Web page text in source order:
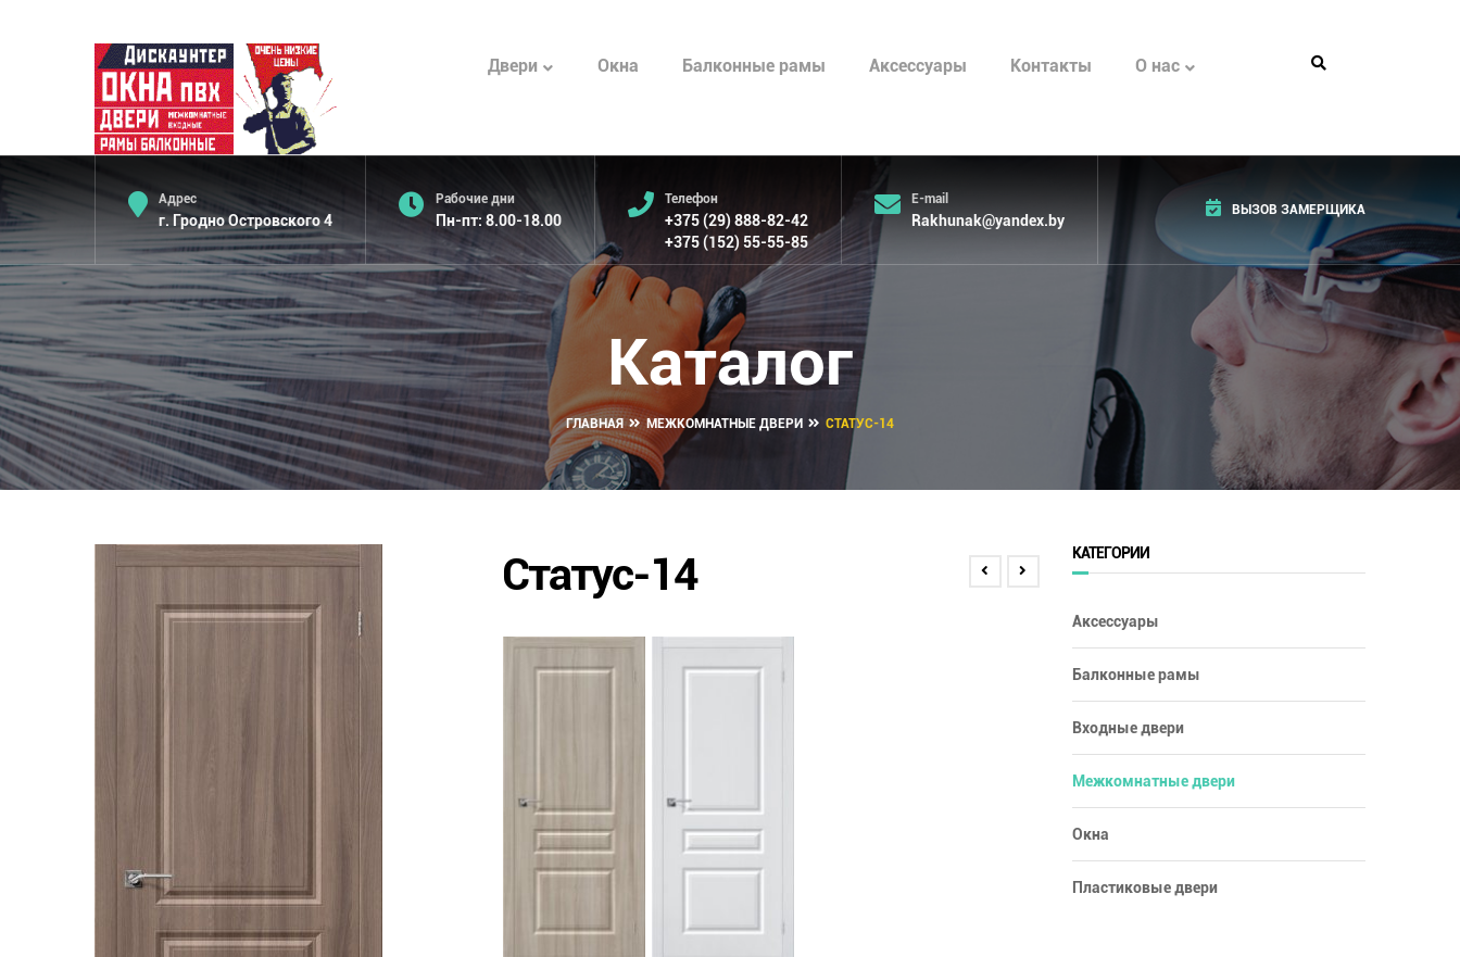
Двери Окна Балконные рамы Аксессуары Контакты О нас
Адрес
г. Гродно Островского 4
Рабочие дни
Пн-пт: 8.00-18.00
Телефон
+375 (29) 888-82-42
+375 (152) 55-55-85
E-mail
Rakhunak@yandex.by
ВЫЗОВ ЗАМЕРЩИКА
Каталог
ГЛАВНАЯ МЕЖКОМНАТНЫЕ ДВЕРИ СТАТУС-14
КАТЕГОРИИ
Аксессуары
Балконные рамы
Входные двери
Межкомнатные двери
Окна
Пластиковые двери
Статус-14